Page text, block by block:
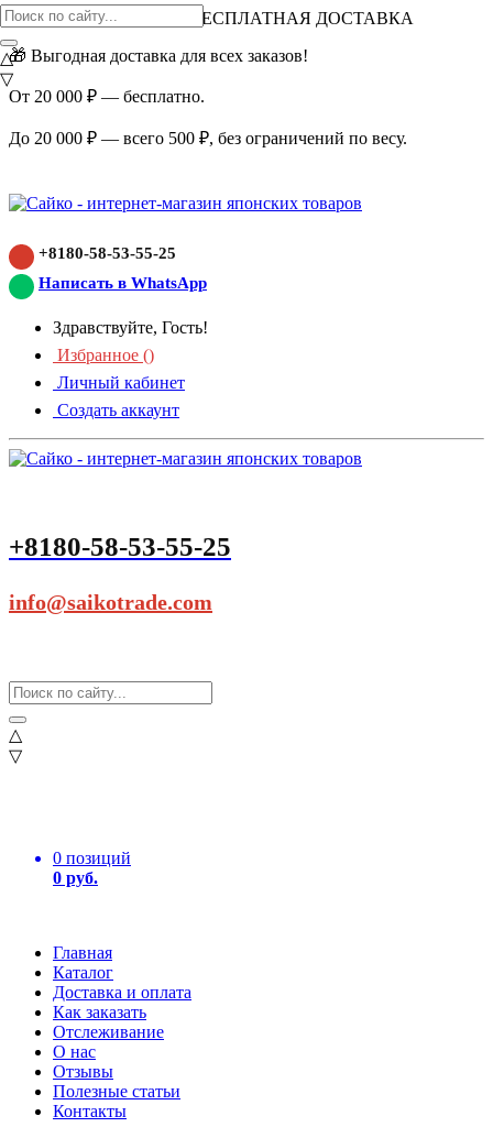
ВНИМАНИЕ АКЦИЯ!
БЕСПЛАТНАЯ ДОСТАВКА
🎁 Выгодная доставка для всех заказов!
От 20 000 ₽ — бесплатно.
До 20 000 ₽ — всего 500 ₽, без ограничений по весу.
+8180-58-53-55-25
Написать в WhatsApp
Здравствуйте, Гость!
Избранное ()
Личный кабинет
Создать аккаунт
+8180-58-53-55-25
info@saikotrade.com
△
▽
0 позиций
0 руб.
Главная
Каталог
Доставка и оплата
Как заказать
Отслеживание
О нас
Отзывы
Полезные статьи
Контакты
△
▽